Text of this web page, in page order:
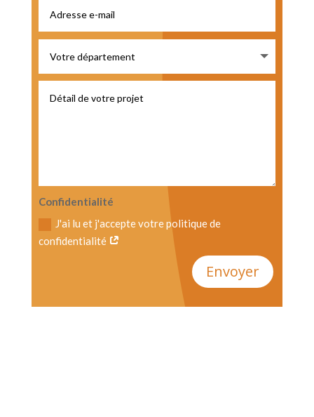
Confidentialité
J'ai lu et j'accepte votre politique de
confidentialité
Envoyer